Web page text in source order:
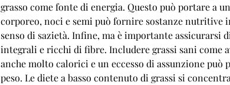
grasso come fonte di energia. Questo può portare a
corporeo, noci e semi può fornire sostanze nutritive
senso di sazietà. Infine, ma è importante assicurarsi
integrali e ricchi di fibre. Includere grassi sani come
anche molto calorici e un eccesso di assunzione può
peso. Le diete a basso contenuto di grassi si